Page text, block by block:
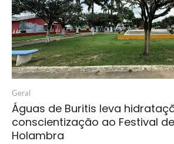
Geral
Águas de Buritis leva
conscientização ao Festival
Holambra